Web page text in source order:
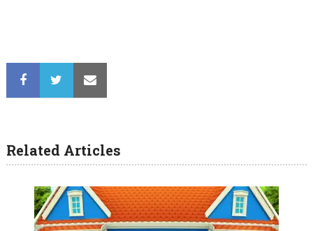
Related Articles